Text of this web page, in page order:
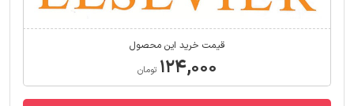
قیمت خرید این محصول
۱۲۴,۰۰۰ تومان